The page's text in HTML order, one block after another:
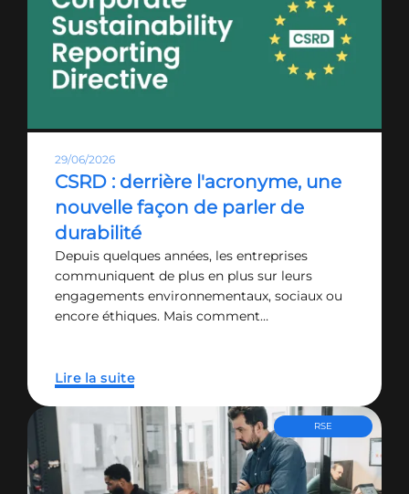
29/06/2026
CSRD : derrière l'acronyme, une
nouvelle façon de parler de
durabilité
Depuis quelques années, les entreprises
communiquent de plus en plus sur leurs
engagements environnementaux, sociaux ou
encore éthiques. Mais comment…
Lire la suite
RSE